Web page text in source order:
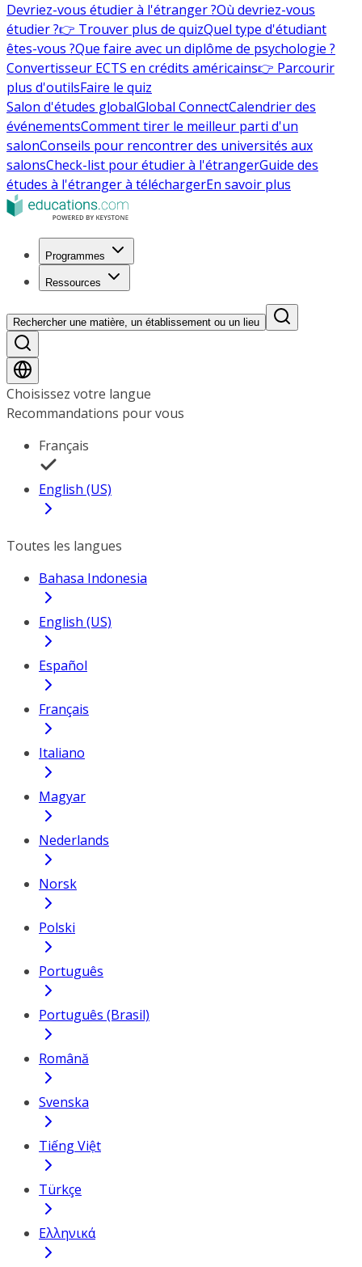
Devriez-vous étudier à l'étranger ?Où devriez-vous
étudier ?👉 Trouver plus de quizQuel type d'étudiant
êtes-vous ?Que faire avec un diplôme de psychologie ?
Convertisseur ECTS en crédits américains👉 Parcourir
plus d'outilsFaire le quiz
Salon d'études globalGlobal ConnectCalendrier des
événementsComment tirer le meilleur parti d'un
salonConseils pour rencontrer des universités aux
salonsCheck-list pour étudier à l'étrangerGuide des
études à l'étranger à téléchargerEn savoir plus
Programmes
Ressources
Rechercher une matière, un établissement ou un lieu
Choisissez votre langue
Recommandations pour vous
Français
English (US)
Toutes les langues
Bahasa Indonesia
English (US)
Español
Français
Italiano
Magyar
Nederlands
Norsk
Polski
Português
Português (Brasil)
Română
Svenska
Tiếng Việt
Türkçe
Ελληνικά